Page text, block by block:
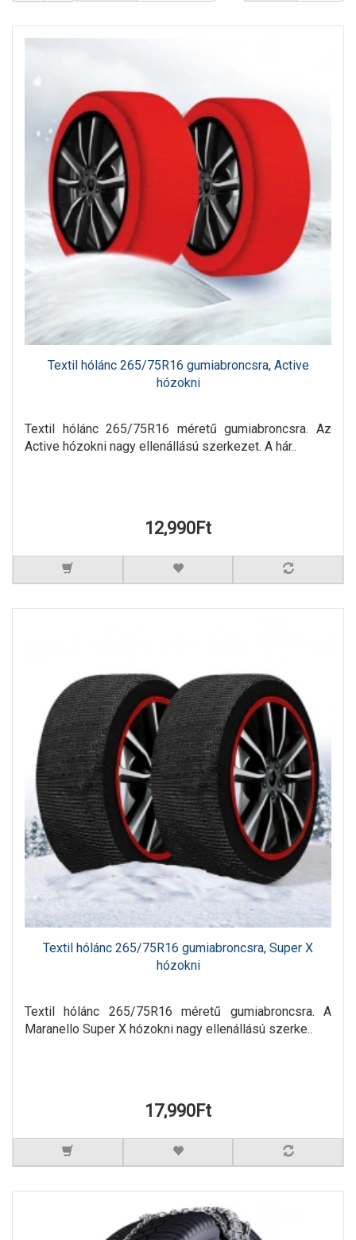
Textil hólánc 265/75R16 gumiabroncsra, Active
hózokni
Textil hólánc 265/75R16 méretű gumiabroncsra. Az
Active hózokni nagy ellenállású szerkezet. A hár..
12,990Ft
Textil hólánc 265/75R16 gumiabroncsra, Super X
hózokni
Textil hólánc 265/75R16 méretű gumiabroncsra. A
Maranello Super X hózokni nagy ellenállású szerke..
17,990Ft